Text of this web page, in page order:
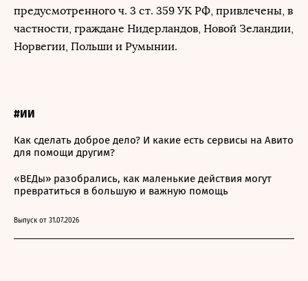
предусмотренного ч. 3 ст. 359 УК РФ, привлечены, в
частности, граждане Нидерландов, Новой Зеландии,
Норвегии, Польши и Румынии.
#ИИ
Как сделать доброе дело? И какие есть сервисы на Авито
для помощи другим?
«ВЕДы» разобрались, как маленькие действия могут
превратиться в большую и важную помощь
Выпуск от 31.07.2026